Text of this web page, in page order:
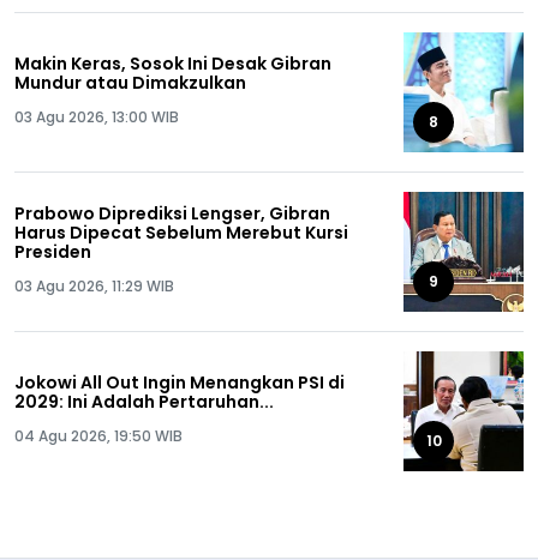
Makin Keras, Sosok Ini Desak Gibran
Mundur atau Dimakzulkan
03 Agu 2026, 13:00 WIB 8
Prabowo Diprediksi Lengser, Gibran
Harus Dipecat Sebelum Merebut Kursi
Presiden
03 Agu 2026, 11:29 WIB 9
Jokowi All Out Ingin Menangkan PSI di
2029: Ini Adalah Pertaruhan...
04 Agu 2026, 19:50 WIB 10